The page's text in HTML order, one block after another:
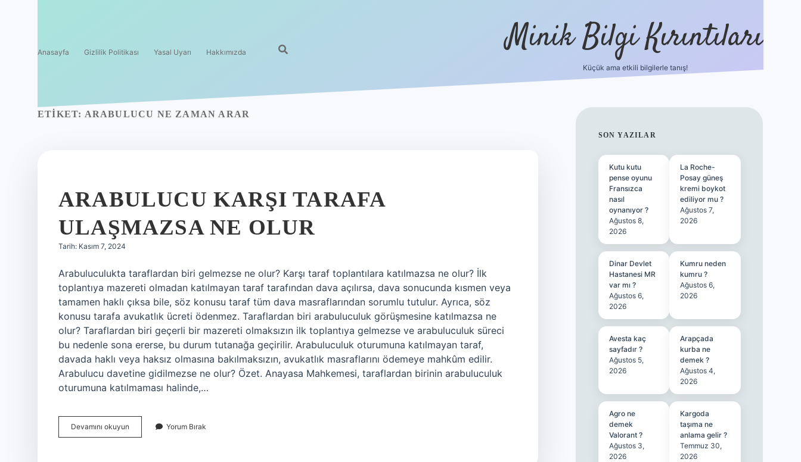
Anasayfa Gizlilik Politikası Yasal Uyarı Hakkımızda Minik Bilgi Kırıntıları
Küçük ama etkili bilgilerle tanış!
ETIKET: ARABULUCU NE ZAMAN ARAR
ARABULUCU KARŞI TARAFA
ULAŞMAZSA NE OLUR
Tarih: Kasım 7, 2024
Arabuluculukta taraflardan biri gelmezse ne olur? Karşı taraf toplantılara katılmazsa ne olur? İlk
toplantıya mazereti olmadan katılmayan taraf tarafından dava açılırsa, dava sonucunda kısmen veya
tamamen haklı çıksa bile, söz konusu taraf tüm dava masraflarından sorumlu tutulur. Ayrıca, söz
konusu tarafa avukatlık ücreti ödenmez. Taraflardan biri arabuluculuk görüşmesine katılmazsa ne
olur? Taraflardan biri geçerli bir mazereti olmaksızın ilk toplantıya gelmezse ve arabuluculuk süreci
bu nedenle sona ererse, bu durum tutanağa geçirilir. Arabuluculuk oturumuna katılmayan taraf,
davada haklı veya haksız olmasına bakılmaksızın, avukatlık masraflarını ödemeye mahkûm edilir.
Arabulucu davetine gidilmezse ne olur? Özet. Anayasa Mahkemesi, taraflardan birinin arabuluculuk
oturumuna katılmaması halinde,…
Devamını okuyun Arabulucu
Karşı
Yorum Bırak
SIDEBAR
SON YAZILAR
Kutu kutu
pense oyunu
Fransızca
nasıl
oynanıyor ?
Ağustos 8,
2026
La Roche-
Posay güneş
kremi boykot
ediliyor mu ?
Ağustos 7,
2026
Dinar Devlet
Hastanesi MR
var mı ?
Ağustos 6,
2026
Kumru neden
kumru ?
Ağustos 6,
2026
Avesta kaç
sayfadır ?
Ağustos 5,
2026
Arapçada
kurba ne
demek ?
Ağustos 4,
2026
Agro ne
demek
Valorant ?
Ağustos 3,
2026
Kargoda
taşıma ne
anlama gelir ?
Temmuz 30,
2026
ilbet